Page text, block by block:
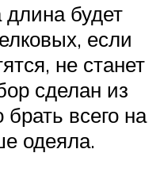
длина будет
если
не станет
сделан из
всего на
одеяла.